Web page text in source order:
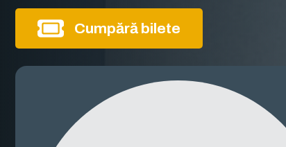
Cumpără bilete